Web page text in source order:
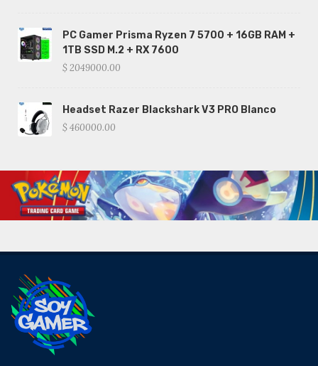
PC Gamer Prisma Ryzen 7 5700 + 16GB RAM +
1TB SSD M.2 + RX 7600
$ 2049000.00
Headset Razer Blackshark V3 PRO Blanco
$ 460000.00